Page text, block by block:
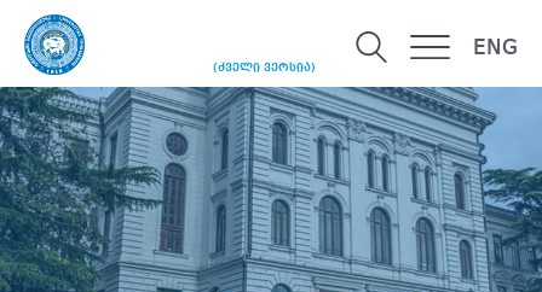
(ძველი ვერსია)
ENG